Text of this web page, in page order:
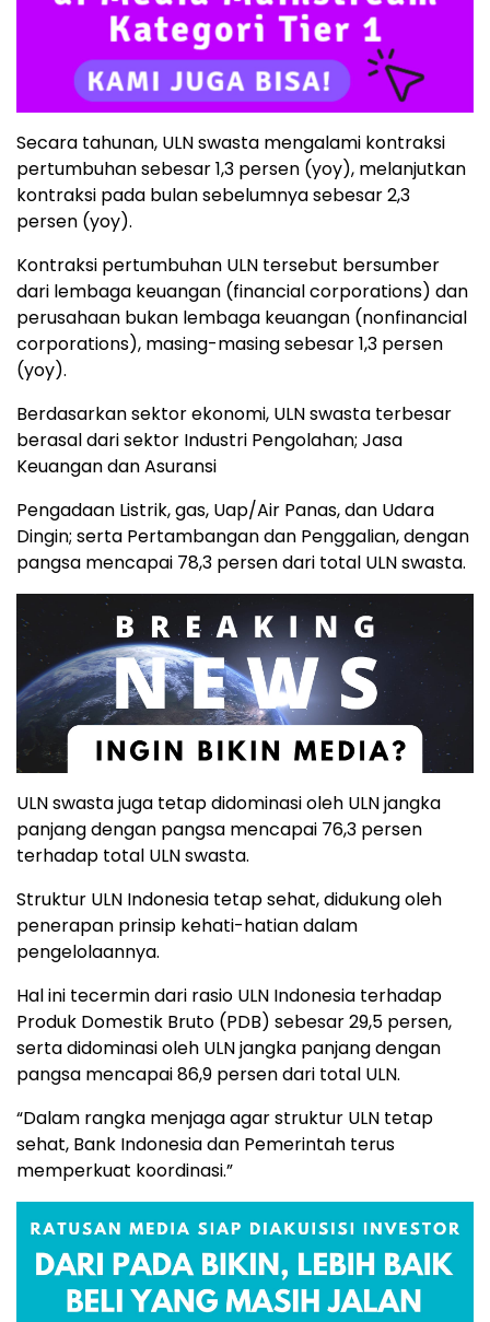
Secara tahunan, ULN swasta mengalami kontraksi
pertumbuhan sebesar 1,3 persen (yoy), melanjutkan
kontraksi pada bulan sebelumnya sebesar 2,3
persen (yoy).
Kontraksi pertumbuhan ULN tersebut bersumber
dari lembaga keuangan (financial corporations) dan
perusahaan bukan lembaga keuangan (nonfinancial
corporations), masing-masing sebesar 1,3 persen
(yoy).
Berdasarkan sektor ekonomi, ULN swasta terbesar
berasal dari sektor Industri Pengolahan; Jasa
Keuangan dan Asuransi
Pengadaan Listrik, gas, Uap/Air Panas, dan Udara
Dingin; serta Pertambangan dan Penggalian, dengan
pangsa mencapai 78,3 persen dari total ULN swasta.
ULN swasta juga tetap didominasi oleh ULN jangka
panjang dengan pangsa mencapai 76,3 persen
terhadap total ULN swasta.
Struktur ULN Indonesia tetap sehat, didukung oleh
penerapan prinsip kehati-hatian dalam
pengelolaannya.
Hal ini tecermin dari rasio ULN Indonesia terhadap
Produk Domestik Bruto (PDB) sebesar 29,5 persen,
serta didominasi oleh ULN jangka panjang dengan
pangsa mencapai 86,9 persen dari total ULN.
“Dalam rangka menjaga agar struktur ULN tetap
sehat, Bank Indonesia dan Pemerintah terus
memperkuat koordinasi.”